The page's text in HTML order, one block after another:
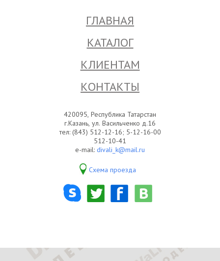
ГЛАВНАЯ
КАТАЛОГ
КЛИЕНТАМ
КОНТАКТЫ
420095, Республика Татарстан
г.Казань, ул. Васильченко д.16
тел: (843) 512-12-16; 5-12-16-00
512-10-41
e-mail: divali_k@mail.ru
Схема проезда